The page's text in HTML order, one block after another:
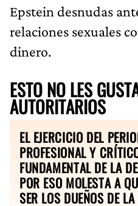
Epstein desnudas
relaciones sexuales
dinero.
ESTO NO LES
AUTORITARIOS
EL EJERCICIO DEL
PROFESIONAL Y
FUNDAMENTAL DE LA
POR ESO MOLESTA A
SER LOS DUEÑOS DE